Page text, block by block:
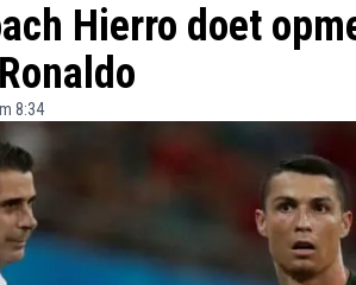
Hierro doet
8:34